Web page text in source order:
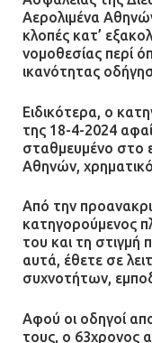
με
Ένα
Αερολιμένα
κλοπές κατ’
νομοθεσίας περί
ικανότητας
Ειδικότερα, ο
της 18-4-2024
σταθμευμένο στο
Αθηνών,
Από την
κατηγορούμενος
του και τη στιγμή
αυτά, έθετε σε
συχνοτήτων,
Αφού οι οδηγοί
τους, ο 63χρονος